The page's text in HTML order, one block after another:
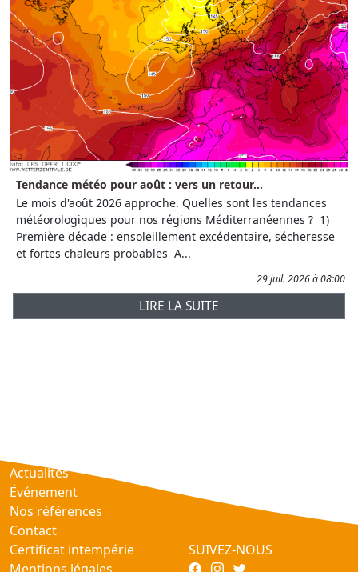
Tendance météo pour août : vers un retour...
Le mois d'août 2026 approche. Quelles sont les tendances
météorologiques pour nos régions Méditerranéennes ? 1)
Première décade : ensoleillement excédentaire, sécheresse
et fortes chaleurs probables A...
29 juil. 2026 à 08:00
LIRE LA SUITE
Actualités
Événement
Nos références
Contact
Certificat intempérie
SUIVEZ-NOUS